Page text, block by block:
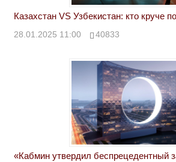
Казахстан VS Узбекистан: кто круче
28.01.2025 11:00 40833
«Кабмин утвердил беспрецедентный